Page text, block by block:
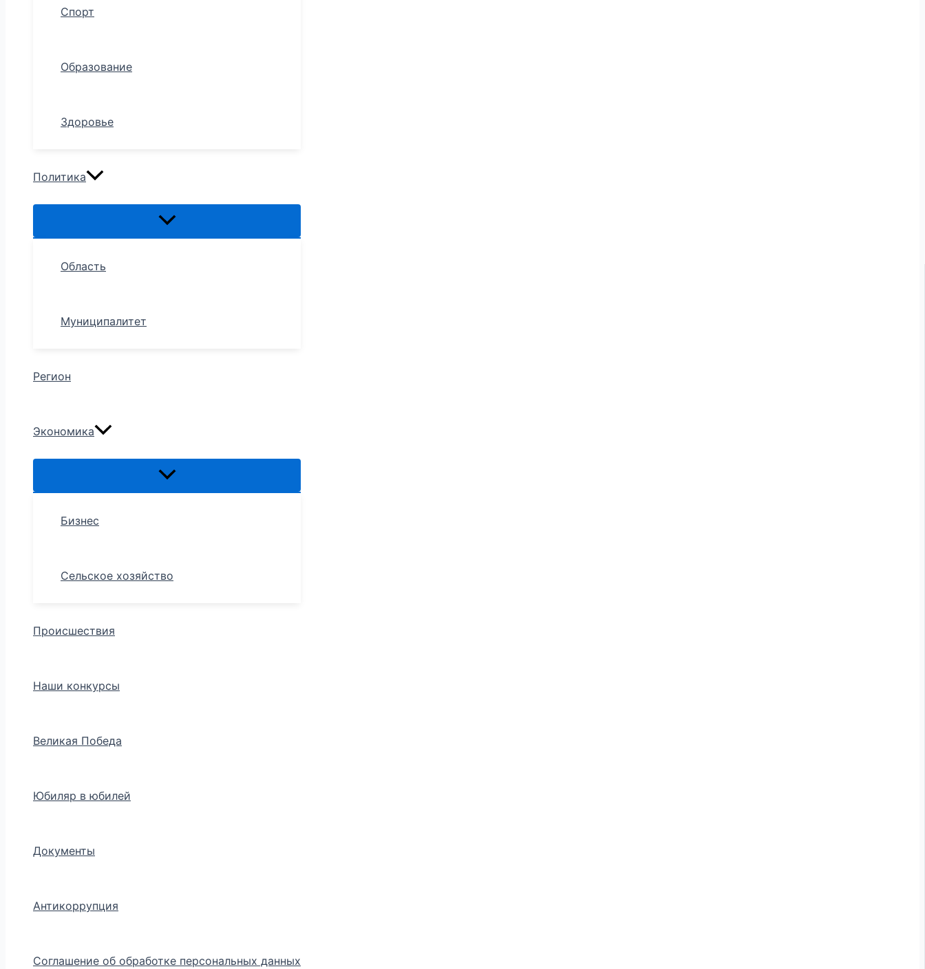
Спорт
Образование
Здоровье
Политика
Область
Муниципалитет
Регион
Экономика
Бизнес
Сельское хозяйство
Происшествия
Наши конкурсы
Великая Победа
Юбиляр в юбилей
Документы
Антикоррупция
Соглашение об обработке персональных данных